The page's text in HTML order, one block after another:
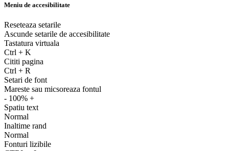
Meniu de accesibilitate
Reseteaza setarile
Ascunde setarile de accesibilitate
Tastatura virtuala
Ctrl + K
Cititi pagina
Ctrl + R
Setari de font
Mareste sau micsoreaza fontul
- 100% +
Spatiu text
Normal
Inaltime rand
Normal
Fonturi lizibile